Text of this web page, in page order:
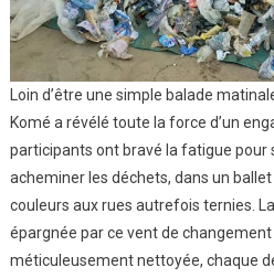
Loin d’être une simple balade
Komé a révélé toute la force d’un
participants ont bravé la fatigue pour
acheminer les déchets, dans un
couleurs aux rues autrefois ternies.
épargnée par ce vent de changement
méticuleusement nettoyée, chaque